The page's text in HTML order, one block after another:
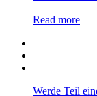
Read more
Werde Teil